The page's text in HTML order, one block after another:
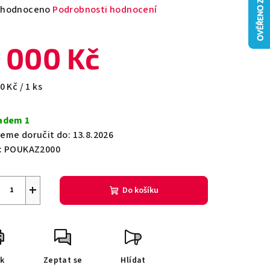
Podrobnosti hodnocení
000 Kč
Kč / 1 ks
1
doručit do: 13.8.2026
POUKAZ2000
+ Do košíku
Zeptat se Hlídat